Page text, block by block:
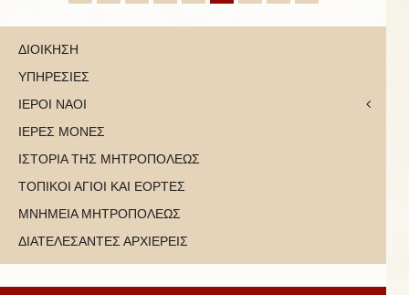
ΔΙΟΙΚΗΣΗ
ΥΠΗΡΕΣΙΕΣ
ΙΕΡΟΙ ΝΑΟΙ
ΙΕΡΕΣ ΜΟΝΕΣ
ΙΣΤΟΡΙΑ ΤΗΣ ΜΗΤΡΟΠΟΛΕΩΣ
ΤΟΠΙΚΟΙ ΑΓΙΟΙ ΚΑΙ ΕΟΡΤΕΣ
ΜΝΗΜΕΙΑ ΜΗΤΡΟΠΟΛΕΩΣ
ΔΙΑΤΕΛΕΣΑΝΤΕΣ ΑΡΧΙΕΡΕΙΣ